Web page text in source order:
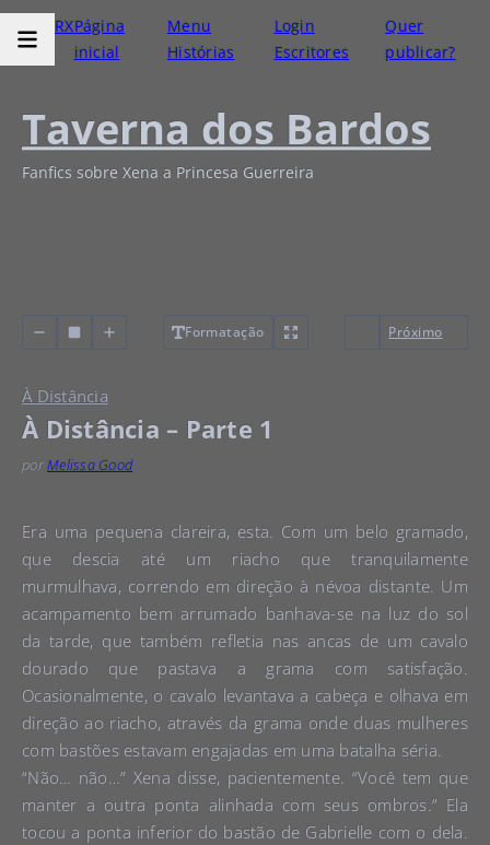
RXPágina
inicial
Menu
Histórias
Login
Escritores
Quer
publicar?
Taverna dos Bardos
Fanfics sobre Xena a Princesa Guerreira
Formatação Próximo
À Distância
À Distância – Parte 1
porMelissa Good
Era uma pequena clareira, esta. Com um belo gramado,
que descia até um riacho que tranquilamente
murmulhava, correndo em direção à névoa distante. Um
acampamento bem arrumado banhava-se na luz do sol
da tarde, que também refletia nas ancas de um cavalo
dourado que pastava a grama com satisfação.
Ocasionalmente, o cavalo levantava a cabeça e olhava em
direção ao riacho, através da grama onde duas mulheres
com bastões estavam engajadas em uma batalha séria.
“Não… não…” Xena disse, pacientemente. “Você tem que
manter a outra ponta alinhada com seus ombros.” Ela
tocou a ponta inferior do bastão de Gabrielle com o dela.